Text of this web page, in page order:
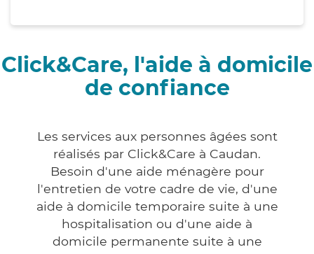
Click&Care, l'aide à domicile
de confiance
Les services aux personnes âgées sont
réalisés par Click&Care à Caudan.
Besoin d'une aide ménagère pour
l'entretien de votre cadre de vie, d'une
aide à domicile temporaire suite à une
hospitalisation ou d'une aide à
domicile permanente suite à une